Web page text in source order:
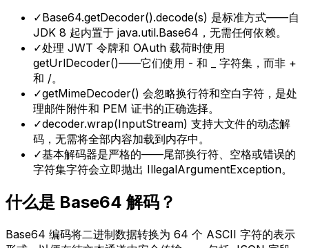
✓Base64.getDecoder().decode(s) 是标准方式——自
JDK 8 起内置于 java.util.Base64，无需任何依赖。
✓处理 JWT 令牌和 OAuth 载荷时使用
getUrlDecoder()——它们使用 - 和 _ 字符集，而非 +
和 /。
✓getMimeDecoder() 会忽略换行符和空白字符，是处
理邮件附件和 PEM 证书的正确选择。
✓decoder.wrap(InputStream) 支持大文件的动态解
码，无需将全部内容加载到内存中。
✓基本解码器是严格的——尾部换行符、空格或错误的
字符集字符会立即抛出 IllegalArgumentException。
什么是 Base64 解码？
Base64 编码将二进制数据转换为 64 个 ASCII 字符的表示